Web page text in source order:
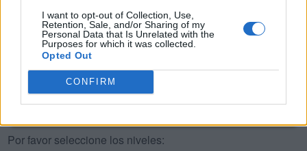
I want to opt-out of Collection, Use,
Retention, Sale, and/or Sharing of my
Personal Data that Is Unrelated with the
Purposes for which it was collected.
Opted Out
CONFIRM
A
R
P R I S A
BUSCAR MÁS
RESPUESTAS
Por favor seleccione los niveles: